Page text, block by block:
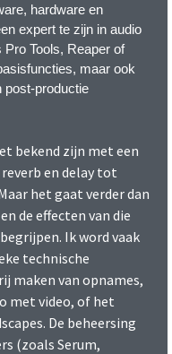
hardware en
expert te zijn in audio
Tools, Reaper of
maar ook
post-productie
bekend zijn met een
en delay tot
het gaat verder dan
de effecten van die
Ik word vaak
technische
maken van opnames,
met video, of het
De beheersing
(zoals Serum,